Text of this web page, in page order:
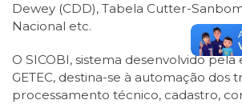
Dewey (CDD), Tabela Cutter-
Nacional etc.
O SICOBI, sistema desenvolvido
GETEC, destina-se à automação dos
processamento técnico, cadastro,